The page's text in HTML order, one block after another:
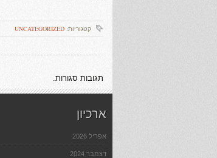
קטגוריות: UNCATEGORIZED
תגובות סגורות.
ארכיון
אפריל 2026
דצמבר 2024